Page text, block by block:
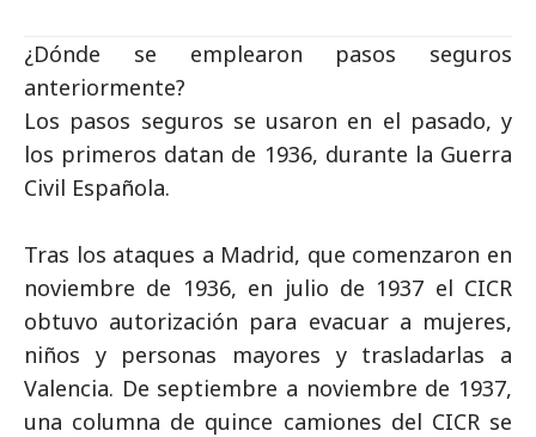
¿Dónde se emplearon pasos seguros
anteriormente?
Los pasos seguros se usaron en el pasado, y
los primeros datan de 1936, durante la Guerra
Civil Española.
Tras los ataques a Madrid, que comenzaron en
noviembre de 1936, en julio de 1937 el CICR
obtuvo autorización para evacuar a mujeres,
niños y personas mayores y trasladarlas a
Valencia. De septiembre a noviembre de 1937,
una columna de quince camiones del CICR se